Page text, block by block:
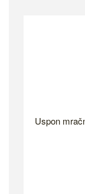
Uspon